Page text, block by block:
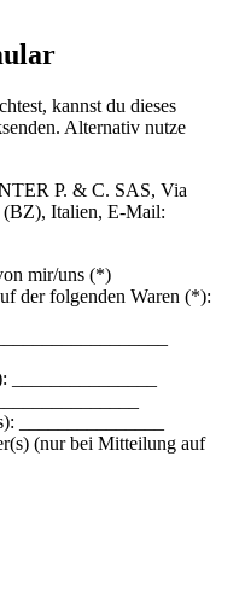
kannst du dieses
Alternativ nutze
P. & C. SAS, Via
(BZ), Italien, E-Mail:
mir/uns (*)
der folgenden Waren (*):
_______________
(nur bei Mitteilung auf